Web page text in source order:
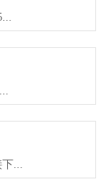
...